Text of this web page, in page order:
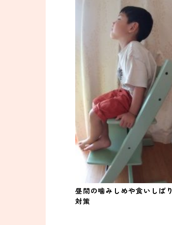
昼間の噛みしめや食いしばり
対策